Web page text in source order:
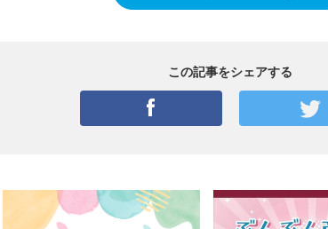
この記事をシェアする